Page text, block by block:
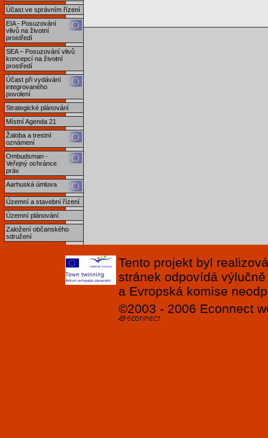
Účast ve správním řízení
EIA - Posuzování
vlivů na životní
prostředí
SEA – Posuzování vlivů
koncepcí na životní
prostředí
Účast při vydávání
integrovaného
povolení
Strategické plánování
Místní Agenda 21
Žaloba a trestní
oznámení
Ombudsman -
Veřejný ochránce
práv
Aarhuská úmluva
Územní a stavební řízení
Územní plánování
Založení občanského
sdružení
Tento projekt byl
stránek odpovídá
a Evropská komise
©2003 - 2006 Econnect